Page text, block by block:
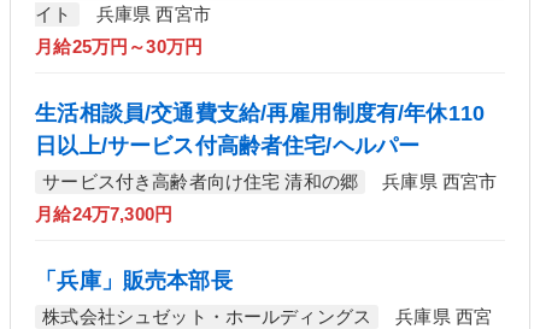
イト
兵庫県 西宮市
月給25万円～30万円
生活相談員/交通費支給/再雇用制度有/年休110
日以上/サービス付高齢者住宅/ヘルパー
サービス付き高齢者向け住宅 清和の郷
兵庫県 西宮市
月給24万7,300円
「兵庫」販売本部長
株式会社シュゼット・ホールディングス
兵庫県 西宮